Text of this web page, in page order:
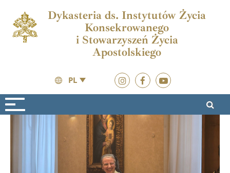
Dykasteria ds. Instytutów Życia
Konsekrowanego
i Stowarzyszeń Życia
Apostolskiego
PL